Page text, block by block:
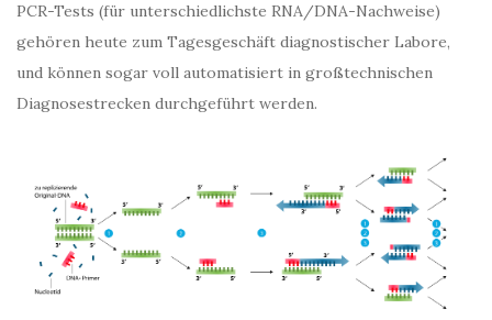
PCR-Tests (für unterschiedlichste RNA/DNA-Nachweise)
gehören heute zum Tagesgeschäft diagnostischer Labore,
und können sogar voll automatisiert in großtechnischen
Diagnosestrecken durchgeführt werden.